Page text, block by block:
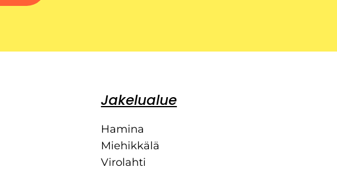
Jakelualue
Hamina
Miehikkälä
Virolahti